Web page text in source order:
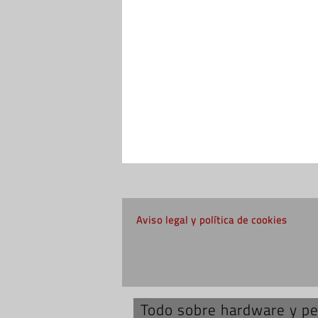
Aviso legal y política de cookies
Todo sobre hardware y